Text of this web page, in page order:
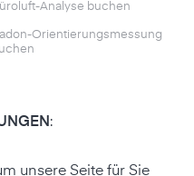
Analyse buchen
Orientierungs­messung
:
unsere Seite für Sie